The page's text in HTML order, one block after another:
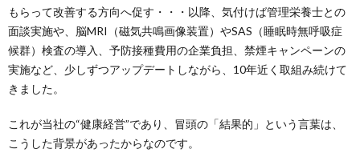
もらって改善する方向へ促す・・・以降、気付けば管理栄養士との
面談実施や、脳MRI（磁気共鳴画像装置）やSAS（睡眠時無呼吸症
候群）検査の導入、予防接種費用の企業負担、禁煙キャンペーンの
実施など、少しずつアップデートしながら、10年近く取組み続けて
きました。
これが当社の“健康経営”であり、冒頭の「結果的」という言葉は、
こうした背景があったからなのです。